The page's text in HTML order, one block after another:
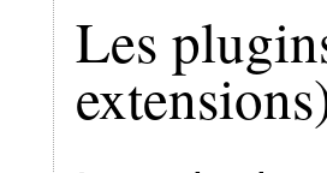
Les